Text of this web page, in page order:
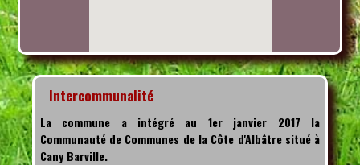
Intercommunalité
La commune a intégré au 1er janvier 2017 la
Communauté de Communes de la Côte d'Albâtre situé à
Cany Barville.